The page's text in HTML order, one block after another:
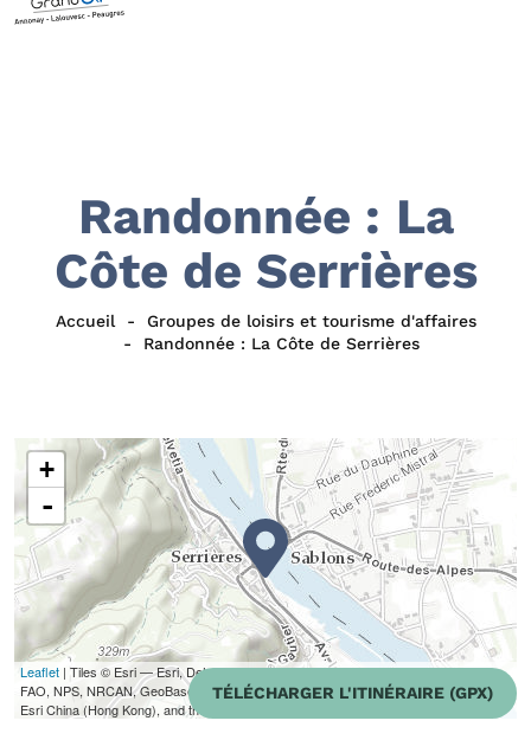
Randonnée : La
Côte de Serrières
Accueil
Groupes de loisirs et tourisme d'affaires
Randonnée : La Côte de Serrières
+
-
Leaflet | Tiles © Esri — Esri, DeLorme, NAVTEQ, TomTom, Intermap, iPC, USGS,
FAO, NPS, NRCAN, GeoBase, Kadaster NL, Ordnance Survey, Esri Japan, METI,
Esri China (Hong Kong), and the GIS User Community
TÉLÉCHARGER L'ITINÉRAIRE (GPX)